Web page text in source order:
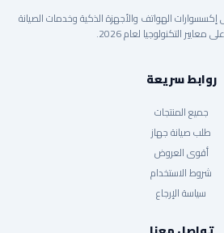
الهواتف والأجهزة الذكية وخدمات الصيانة
معايير التكنولوجيا لعام 2026.
روابط سريعة
جميع المنتجات
طلب صيانة جهاز
أقوى العروض
شروط الاستخدام
سياسة الإرجاع